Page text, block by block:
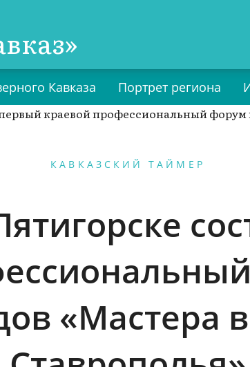
Кавказа Портрет региона
КАВКАЗСКИЙ ТАЙМЕР
«Мастера